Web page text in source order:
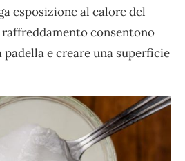
esposizione al calore del
consentono
padella e creare una superficie